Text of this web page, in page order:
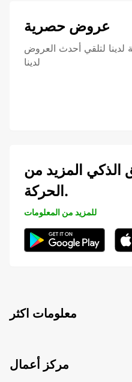
عروض حصرية
لدينا لتلقي أحدث العروض
لدينا
الذكي المزيد من
الحركة.
للمزيد من المعلومات
معلومات اكثر
مركز أعمال